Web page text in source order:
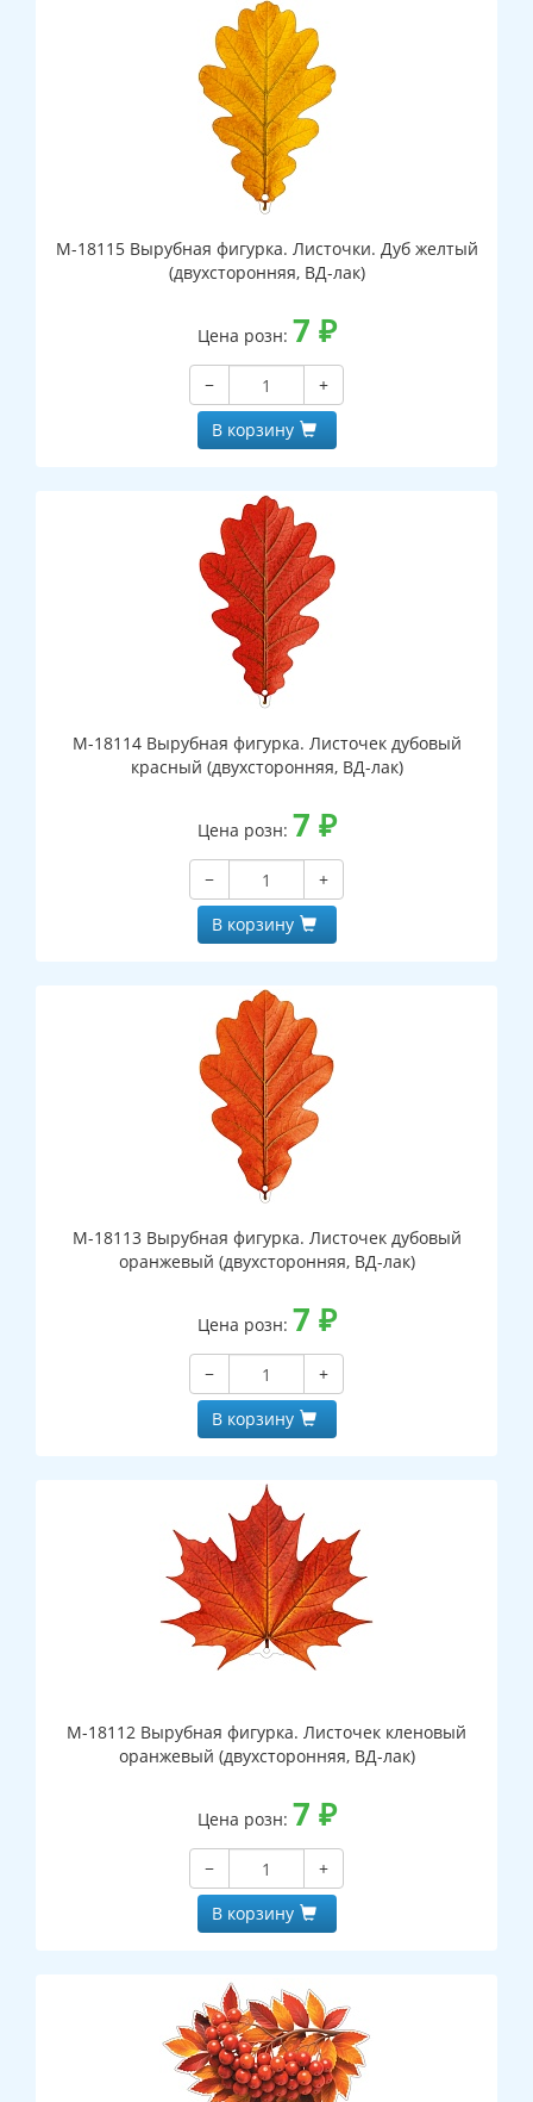
М-18115 Вырубная фигурка. Листочки. Дуб желтый
(двухсторонняя, ВД-лак)
Цена розн: 7 ₽
−
+
В корзину
М-18114 Вырубная фигурка. Листочек дубовый
красный (двухсторонняя, ВД-лак)
Цена розн: 7 ₽
−
+
В корзину
М-18113 Вырубная фигурка. Листочек дубовый
оранжевый (двухсторонняя, ВД-лак)
Цена розн: 7 ₽
−
+
В корзину
М-18112 Вырубная фигурка. Листочек кленовый
оранжевый (двухсторонняя, ВД-лак)
Цена розн: 7 ₽
−
+
В корзину